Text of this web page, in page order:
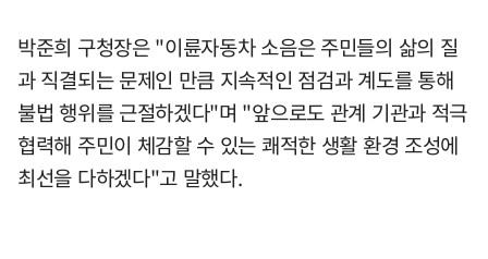
박준희 구청장은 "이륜자동차 소음은 주민들의 삶의 질
과 직결되는 문제인 만큼 지속적인 점검과 계도를 통해
불법 행위를 근절하겠다"며 "앞으로도 관계 기관과 적극
협력해 주민이 체감할 수 있는 쾌적한 생활 환경 조성에
최선을 다하겠다"고 말했다.